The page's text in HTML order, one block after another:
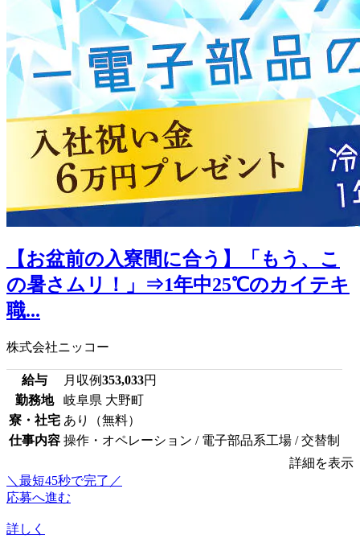
【お盆前の入寮間に合う】「もう、こ
の暑さムリ！」⇒1年中25℃のカイテキ
職...
株式会社ニッコー
給与 月収例353,033円
勤務地
岐阜県 大野町
寮・社宅 あり（無料）
仕事内容 操作・オペレーション / 電子部品系工場 / 交替制
詳細を表示
＼最短45秒で完了／
応募へ進む
詳しく